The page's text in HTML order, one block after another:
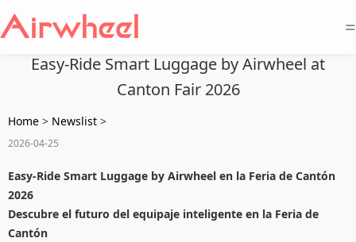
=
Easy-Ride Smart Luggage by Airwheel at
Canton Fair 2026
Home > Newslist >
2026-04-25
Easy-Ride Smart Luggage by Airwheel en la Feria de Cantón
2026
Descubre el futuro del equipaje inteligente en la Feria de
Cantón